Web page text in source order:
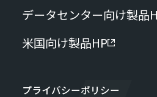
データセンター向け製品
米国向け製品HP
プライバシーポリシー